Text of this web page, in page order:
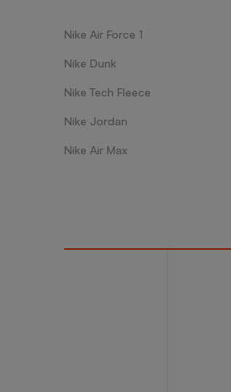
Nike Air Force 1
Nike Dunk
Nike Tech Fleece
Nike Jordan
Nike Air Max